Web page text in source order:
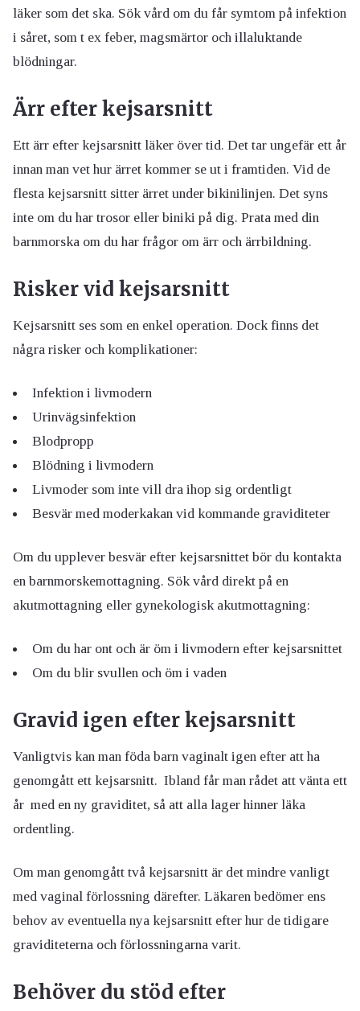
läker som det ska. Sök vård om du får symtom på infektion
i såret, som t ex feber, magsmärtor och illaluktande
blödningar.
Ärr efter kejsarsnitt
Ett ärr efter kejsarsnitt läker över tid. Det tar ungefär ett år
innan man vet hur ärret kommer se ut i framtiden. Vid de
flesta kejsarsnitt sitter ärret under bikinilinjen. Det syns
inte om du har trosor eller biniki på dig. Prata med din
barnmorska om du har frågor om ärr och ärrbildning.
Risker vid kejsarsnitt
Kejsarsnitt ses som en enkel operation. Dock finns det
några risker och komplikationer:
Infektion i livmodern
Urinvägsinfektion
Blodpropp
Blödning i livmodern
Livmoder som inte vill dra ihop sig ordentligt
Besvär med moderkakan vid kommande graviditeter
Om du upplever besvär efter kejsarsnittet bör du kontakta
en barnmorskemottagning. Sök vård direkt på en
akutmottagning eller gynekologisk akutmottagning:
Om du har ont och är öm i livmodern efter kejsarsnittet
Om du blir svullen och öm i vaden
Gravid igen efter kejsarsnitt
Vanligtvis kan man föda barn vaginalt igen efter att ha
genomgått ett kejsarsnitt. Ibland får man rådet att vänta ett
år med en ny graviditet, så att alla lager hinner läka
ordentling.
Om man genomgått två kejsarsnitt är det mindre vanligt
med vaginal förlossning därefter. Läkaren bedömer ens
behov av eventuella nya kejsarsnitt efter hur de tidigare
graviditeterna och förlossningarna varit.
Behöver du stöd efter